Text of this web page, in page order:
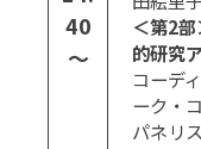
40
～
＜第2
的研究
コーデ
ーク・
パネリ